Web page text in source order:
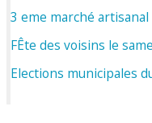
3 eme marché
FÊte des voisins le
Elections municipales